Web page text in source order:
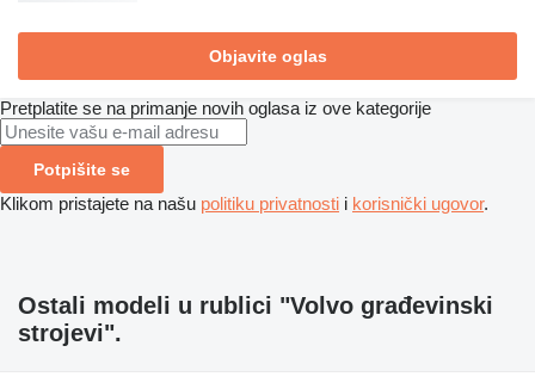
Objavite oglas
Pretplatite se na primanje novih oglasa iz ove kategorije
Potpišite se
Klikom pristajete na našu politiku privatnosti i korisnički ugovor.
Ostali modeli u rublici "Volvo građevinski
strojevi".